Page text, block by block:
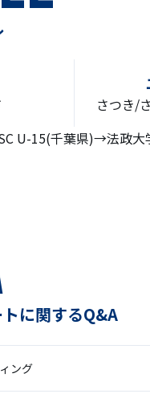
さつき/
U-15(千葉県)→法政
に関するQ&A
ング